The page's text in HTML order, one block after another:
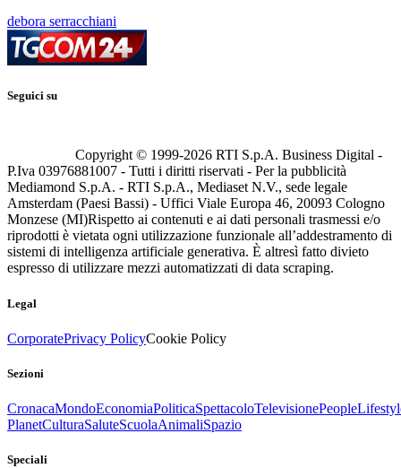
debora serracchiani
Seguici su
Copyright © 1999-2026 RTI S.p.A. Business Digital -
P.Iva 03976881007 - Tutti i diritti riservati - Per la pubblicità
Mediamond S.p.A. - RTI S.p.A., Mediaset N.V., sede legale
Amsterdam (Paesi Bassi) - Uffici Viale Europa 46, 20093 Cologno
Monzese (MI)Rispetto ai contenuti e ai dati personali trasmessi e/o
riprodotti è vietata ogni utilizzazione funzionale all’addestramento di
sistemi di intelligenza artificiale generativa. È altresì fatto divieto
espresso di utilizzare mezzi automatizzati di data scraping.
Legal
CorporatePrivacy PolicyCookie Policy
Sezioni
CronacaMondoEconomiaPoliticaSpettacoloTelevisionePeople
PlanetCulturaSaluteScuolaAnimaliSpazio
Speciali